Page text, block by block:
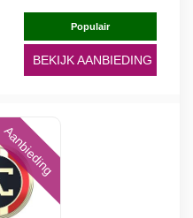
Populair
BEKIJK AANBIEDING
Aanbieding